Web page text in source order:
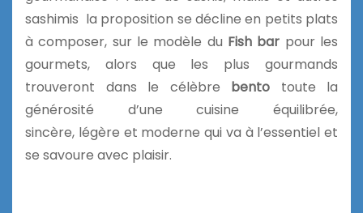
sashimis la proposition se décline en petits plats
à composer, sur le modèle du Fish bar pour les
gourmets, alors que les plus gourmands
trouveront dans le célèbre bento toute la
générosité d’une cuisine équilibrée,
sincère, légère et moderne qui va à l’essentiel et
se savoure avec plaisir.